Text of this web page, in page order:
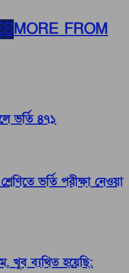
MORE FROM
ভর্তি ৪৭১
ভর্তি পরীক্ষা নেওয়া
খুব ব্যথিত হয়েছি: